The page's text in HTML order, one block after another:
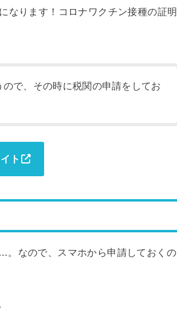
なります！コロナワクチン接種の証明
で、その時に税関の申請をしてお
ト
。なので、スマホから申請しておくの